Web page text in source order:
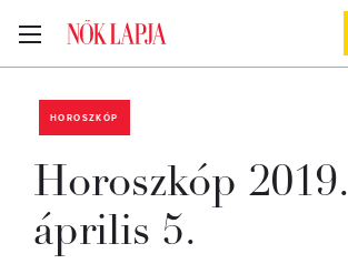
HOROSZKÓP
Horoszkóp 2019.
április 5.